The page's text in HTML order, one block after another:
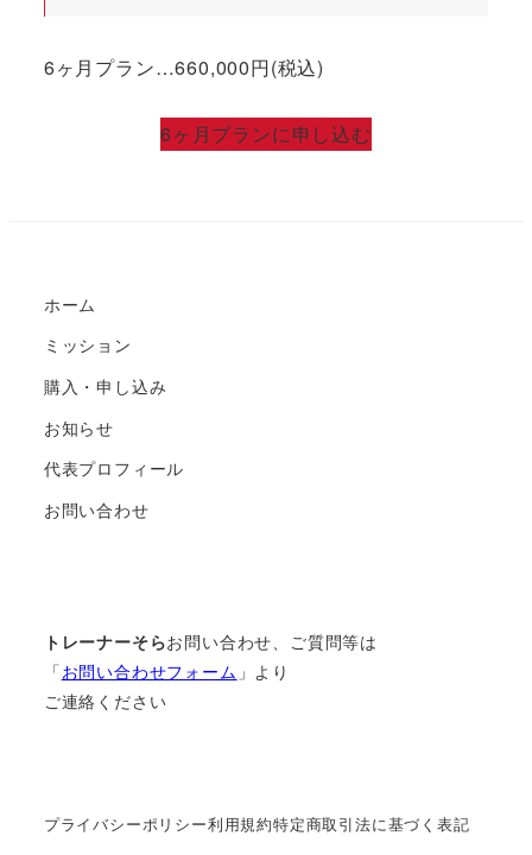
6ヶ月プラン…660,000円(税込)
6ヶ月プランに申し込む
ホーム
ミッション
購入・申し込み
お知らせ
代表プロフィール
お問い合わせ
トレーナーそらお問い合わせ、ご質問等は
「お問い合わせフォーム 」より
ご連絡ください
プライバシーポリシー利用規約特定商取引法に基づく表記